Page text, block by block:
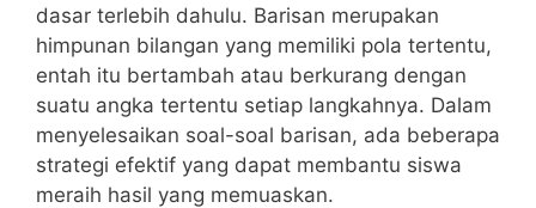
dasar terlebih dahulu. ​Barisan ‌merupakan
himpunan bilangan yang memiliki pola tertentu,
entah ‍itu ⁢bertambah atau berkurang ⁣dengan
suatu angka tertentu setiap langkahnya. Dalam‍
menyelesaikan soal-soal barisan, ada beberapa
strategi efektif ​yang dapat membantu siswa
meraih hasil yang memuaskan.